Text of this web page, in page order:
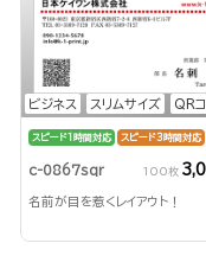
ビジネス スリムサイズ QR
スピード1時間対応 スピード3時間対応
c-0867sqr 100枚
名前が目を惹くレイアウト！